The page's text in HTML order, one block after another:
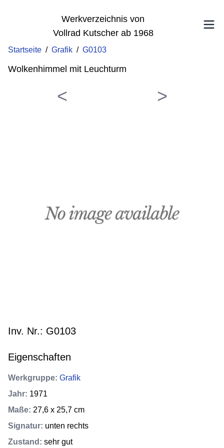
Werkverzeichnis von
Vollrad Kutscher ab 1968
Startseite / Grafik / G0103
Wolkenhimmel mit Leuchturm
Inv. Nr.: G0103
Eigenschaften
Werkgruppe: Grafik
Jahr: 1971
Maße: 27,6 x 25,7 cm
Signatur: unten rechts
Zustand : sehr gut
< >